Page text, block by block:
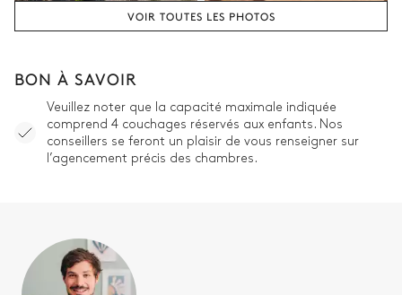
VOIR TOUTES LES PHOTOS
BON À SAVOIR
Veuillez noter que la capacité maximale indiquée
comprend 4 couchages réservés aux enfants. Nos
conseillers se feront un plaisir de vous renseigner sur
l’agencement précis des chambres.